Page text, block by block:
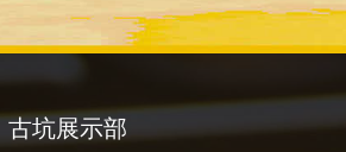
古坑展示部